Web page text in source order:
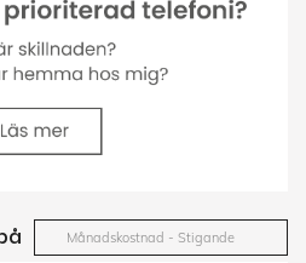
Månadskostnad - Stigande